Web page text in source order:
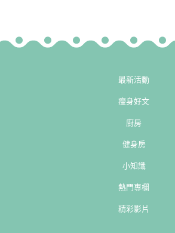
最新活動
瘦身好文
廚房
健身房
小知識
熱門專欄
精彩影片